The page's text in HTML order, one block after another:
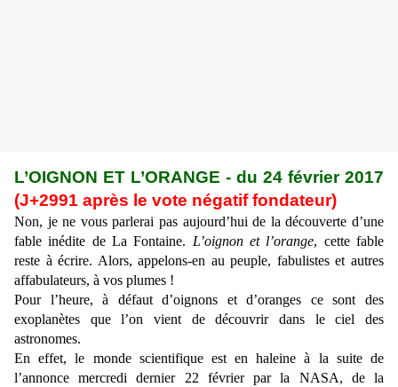
L’OIGNON ET L’ORANGE - du 24 février 2017
(J+2991 après le vote négatif fondateur)
Non, je ne vous parlerai pas aujourd’hui de la découverte d’une
fable inédite de La Fontaine. L’oignon et l’orange, cette fable
reste à écrire. Alors, appelons-en au peuple, fabulistes et autres
affabulateurs, à vos plumes !
Pour l’heure, à défaut d’oignons et d’oranges ce sont des
exoplanètes que l’on vient de découvrir dans le ciel des
astronomes.
En effet, le monde scientifique est en haleine à la suite de
l’annonce mercredi dernier 22 février par la NASA, de la